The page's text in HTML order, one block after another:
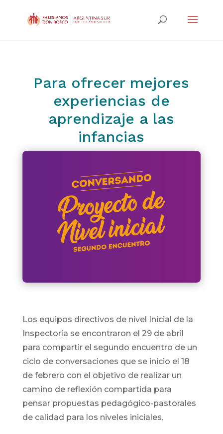
Para ofrecer mejores
experiencias de
aprendizaje a las
infancias
Los equipos directivos de nivel Inicial de la
Inspectoría se encontraron el 29 de abril
para compartir el segundo encuentro de un
ciclo de conversaciones que se inicio el 18
de febrero con el objetivo de realizar un
camino de reflexión compartida para
pensar propuestas pedagógico-pastorales
de calidad para los niveles iniciales.